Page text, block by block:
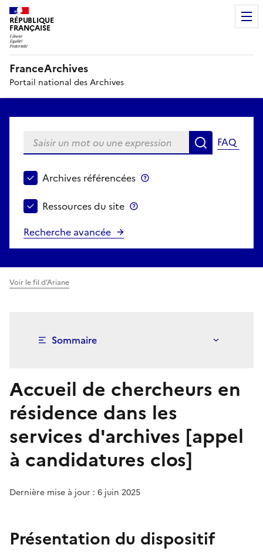
RÉPUBLIQUE
FRANÇAISE
FranceArchives
Portail national des Archives
Saisir un mot ou une expression Rechercher
FAQ
Choisir le périmètre de recherche
Archives référencées
Ressources du site
Recherche avancée
Voir le fil d’Ariane
Sommaire
Accueil de chercheurs en
résidence dans les
services d'archives [appel
à candidatures clos]
Dernière mise à jour : 6 juin 2025
Présentation du dispositif